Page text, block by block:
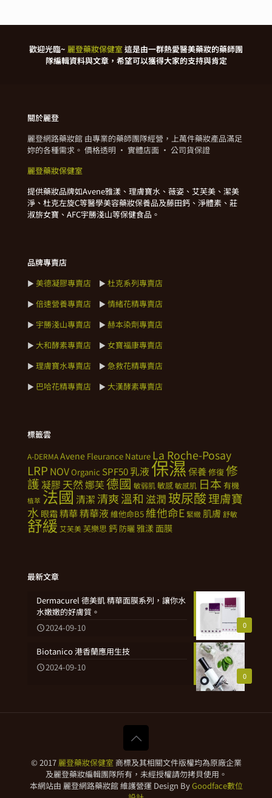
歡迎光臨~ 麗登藥妝保健室這是由一群熱愛醫美藥妝的藥師團
隊編輯資料與文章，希望可以獲得大家的支持與肯定
關於麗登
麗登網路藥妝館 由專業的藥師團隊經營，上萬件藥妝產品滿足
妳的各種需求。 價格透明 · 實體店面 · 公司貨保證
麗登藥妝保健室
提供藥妝品牌如Avene雅漾、理膚寶水、薇姿、艾芙美、潔美
淨、杜克左旋C等醫學美容藥妝保養品及藤田鈣、淨體素、莊
淑旂女寶、AFC宇勝淺山等保健食品。
品牌專賣店
► 美德凝膠專賣店 ► 杜克系列專賣店
► 倍速營養專賣店 ► 情緒花精專賣店
► 宇勝淺山專賣店 ► 赫本染劑專賣店
► 大和酵素專賣店 ► 女寶福康專賣店
► 理膚寶水專賣店 ► 急救花精專賣店
► 巴哈花精專賣店 ► 大漢酵素專賣店
標籤雲
A-DERMAAvene Fleurance Nature La Roche-Posay
LRP NOVOrganic SPF50乳液 保濕保養修復修
護凝膠 天然娜芙德國 敏弱肌敏感敏感肌 日本 有機
植萃 法國清潔 清爽溫和 滋潤 玻尿酸理膚寶
水 眼霜 精華精華液 維他命B5 維他命E 緊緻 肌膚 舒敏
舒緩 艾芙美芙樂思鈣 防曬雅漾面膜
最新文章
0
Dermacurel 德美凱 精華面膜系列，讓你水
水嫩嫩的好膚質。
2024-09-10
0
Biotanico 港香蘭應用生技
2024-09-10
© 2017 麗登藥妝保健室 商標及其相關文件版權均為原廠企業
及麗登藥妝編輯團隊所有，未經授權請勿拷貝使用。
本網站由 麗登網路藥妝館 維護營運 Design ByGoodface數位